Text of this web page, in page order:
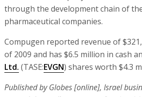
through the development chain of
pharmaceutical companies.
Compugen reported revenue of
of 2009 and has $6.5 million in cash
Ltd. (TASE:EVGN) shares worth $4.3
Published by Globes [online], Israel